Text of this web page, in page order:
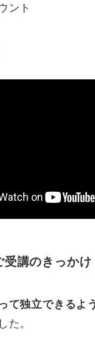
ント
受講のきっかけ
て独立できるよ
た。